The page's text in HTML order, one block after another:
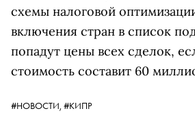
схемы налоговой
включения стран в список
попадут цены всех сделок,
стоимость составит 60
#НОВОСТИ, #КИПР